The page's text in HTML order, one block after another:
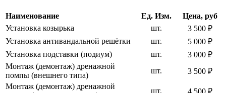
Наименование Ед. Изм.
Цена, руб
Установка козырька
шт.
3 500 ₽
Установка антивандальной решётки
шт.
5 000 ₽
Установка подставки (подиум)
шт.
3 000 ₽
Монтаж (демонтаж) дренажной
помпы (внешнего типа)
шт.
3 500 ₽
Монтаж (демонтаж) дренажной
шт. 4 500 ₽